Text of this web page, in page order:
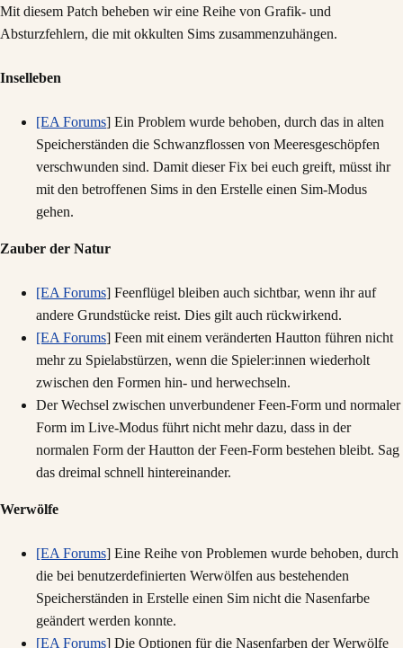
Mit diesem Patch beheben wir eine Reihe von Grafik- und
Absturzfehlern, die mit okkulten Sims zusammenzuhängen.
Inselleben
[EA Forums] Ein Problem wurde behoben, durch das in alten
Speicherständen die Schwanzflossen von Meeresgeschöpfen
verschwunden sind. Damit dieser Fix bei euch greift, müsst ihr
mit den betroffenen Sims in den Erstelle einen Sim-Modus
gehen.
Zauber der Natur
[EA Forums] Feenflügel bleiben auch sichtbar, wenn ihr auf
andere Grundstücke reist. Dies gilt auch rückwirkend.
[EA Forums] Feen mit einem veränderten Hautton führen nicht
mehr zu Spielabstürzen, wenn die Spieler:innen wiederholt
zwischen den Formen hin- und herwechseln.
Der Wechsel zwischen unverbundener Feen-Form und normaler
Form im Live-Modus führt nicht mehr dazu, dass in der
normalen Form der Hautton der Feen-Form bestehen bleibt. Sag
das dreimal schnell hintereinander.
Werwölfe
[EA Forums] Eine Reihe von Problemen wurde behoben, durch
die bei benutzerdefinierten Werwölfen aus bestehenden
Speicherständen in Erstelle einen Sim nicht die Nasenfarbe
geändert werden konnte.
[EA Forums] Die Optionen für die Nasenfarben der Werwölfe